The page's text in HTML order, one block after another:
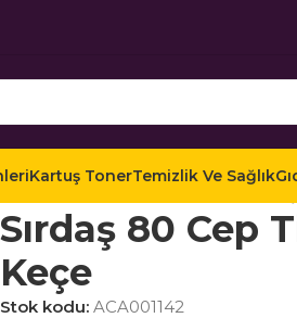
Kartuş TonerTemizlik Ve Sağlık
Sırdaş 80 Cep
Keçe
Stok kodu: ACA001142